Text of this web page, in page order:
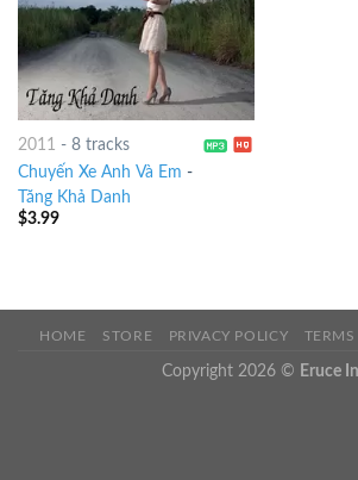
2011 - 8 tracks
Chuyến Xe Anh Và Em -
Tăng Khả Danh
$3.99
HOME STORE PRIVACY POLICY
Copyright 2026 © Eruce